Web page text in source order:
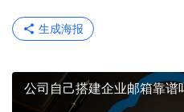
生成海报
公司自己搭建企业邮箱靠谱